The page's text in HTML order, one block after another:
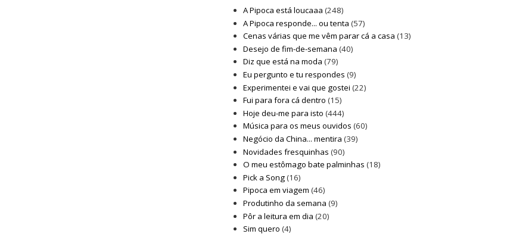
A Pipoca está loucaaa (248)
A Pipoca responde... ou tenta (57)
Cenas várias que me vêm parar cá a casa (13)
Desejo de fim-de-semana (40)
Diz que está na moda (79)
Eu pergunto e tu respondes (9)
Experimentei e vai que gostei (22)
Fui para fora cá dentro (15)
Hoje deu-me para isto (444)
Música para os meus ouvidos (60)
Negócio da China... mentira (39)
Novidades fresquinhas (90)
O meu estômago bate palminhas (18)
Pick a Song(16)
Pipoca em viagem (46)
Produtinho da semana (9)
Pôr a leitura em dia (20)
Sim quero (4)